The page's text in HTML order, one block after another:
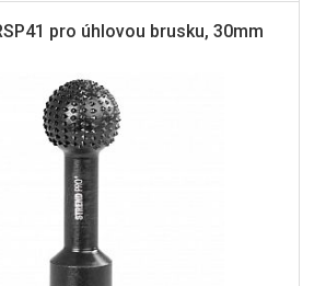
pro úhlovou brusku, 30mm